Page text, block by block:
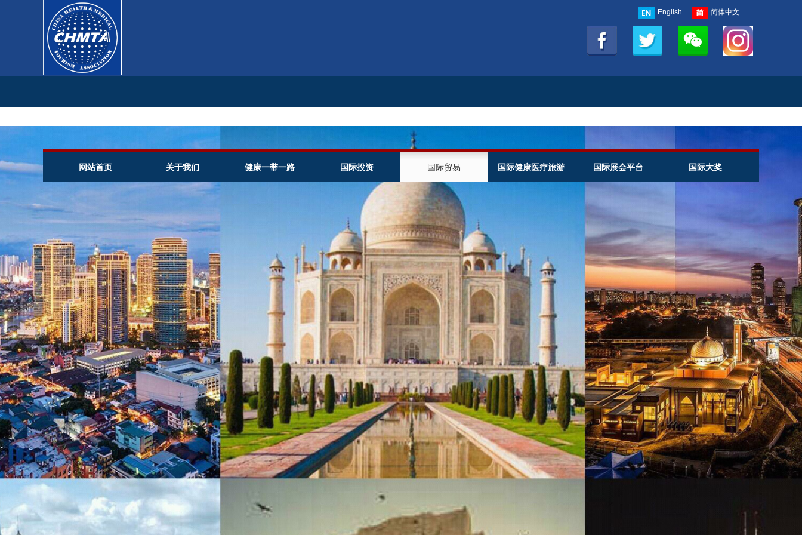
世界医疗健康旅游博览会
全球领先医疗健康产业投资贸易平台
CIHMTAWMTCE
World's Leading Healthcare Investment & Trade Platform
English 简体中文
网站首页 关于我们 健康一带一路 国际投资 国际贸易 国际健康医疗旅游 国际展会平台 国际大奖